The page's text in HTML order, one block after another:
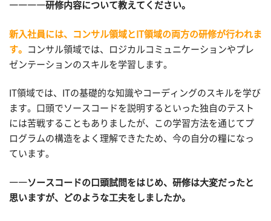
――――研修内容について教えてください。
新入社員には、コンサル領域とIT領域の両方の研修が行われま
す。
コンサル領域では、ロジカルコミュニケーションやプレ
ゼンテーションのスキルを学習します。
IT領域では、ITの基礎的な知識やコーディングのスキルを学び
ます。口頭でソースコードを説明するといった独自のテスト
には苦戦することもありましたが、この学習方法を通じてプ
ログラムの構造をよく理解できたため、今の自分の糧になっ
ています。
――ソースコードの口頭試問をはじめ、研修は大変だったと
思いますが、どのような工夫をしましたか。